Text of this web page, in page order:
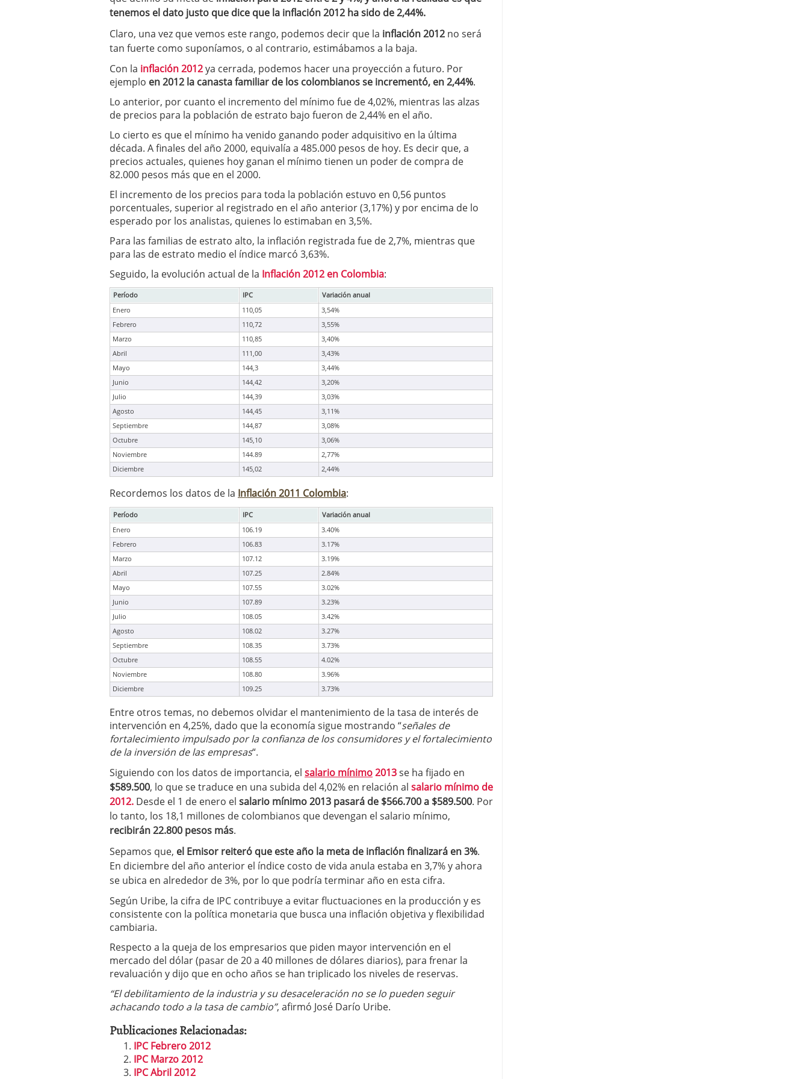
2025
tenemos el dato justo que dice que la inflación 2012 ha sido de 2,44%.
Claro, una vez que vemos este rango, podemos decir que la inflación 2012 no será
tan fuerte como suponíamos, o al contrario, estimábamos a la baja.
Con la inflación 2012ya cerrada, podemos hacer una proyección a futuro. Por
ejemplo en 2012 la canasta familiar de los colombianos se incrementó, en 2,44%.
Lo anterior, por cuanto el incremento del mínimo fue de 4,02%, mientras las alzas
de precios para la población de estrato bajo fueron de 2,44% en el año.
Lo cierto es que el mínimo ha venido ganando poder adquisitivo en la última
década. A finales del año 2000, equivalía a 485.000 pesos de hoy. Es decir que, a
precios actuales, quienes hoy ganan el mínimo tienen un poder de compra de
82.000 pesos más que en el 2000.
El incremento de los precios para toda la población estuvo en 0,56 puntos
porcentuales, superior al registrado en el año anterior (3,17%) y por encima de lo
esperado por los analistas, quienes lo estimaban en 3,5%.
Para las familias de estrato alto, la inflación registrada fue de 2,7%, mientras que
para las de estrato medio el índice marcó 3,63%.
Seguido, la evolución actual de la Inflación 2012 en Colombia:
Período IPC
Variación anual
Enero
110,05
3,54%
Febrero
110,72
3,55%
Marzo
110,85
3,40%
Abril
111,00
3,43%
Mayo
144,3
3,44%
Junio
144,42
3,20%
Julio
144,39
3,03%
Agosto
144,45
3,11%
Septiembre
144,87
3,08%
Octubre
145,10
3,06%
Noviembre
144.89
2,77%
Diciembre
145,02 2,44%
Recordemos los datos de la Inflación 2011 Colombia:
Período IPC
Variación anual
Enero
106.19
3.40%
Febrero
106.83
3.17%
Marzo
107.12
3.19%
Abril
107.25
2.84%
Mayo
107.55
3.02%
Junio
107.89
3.23%
Julio
108.05
3.42%
Agosto
108.02
3.27%
Septiembre
108.35
3.73%
Octubre
108.55
4.02%
Noviembre
108.80
3.96%
Diciembre
109.25 3.73%
Entre otros temas, no debemos olvidar el mantenimiento de la tasa de interés de
intervención en 4,25%, dado que la economía sigue mostrando “señales de
fortalecimiento impulsado por la confianza de los consumidores y el fortalecimiento
de la inversión de las empresas“.
Siguiendo con los datos de importancia, el salario mínimo2013se ha fijado en
$589.500, lo que se traduce en una subida del 4,02% en relación al salario mínimo de
2012. Desde el 1 de enero el salario mínimo 2013 pasará de $566.700 a $589.500. Por
lo tanto, los 18,1 millones de colombianos que devengan el salario mínimo,
recibirán 22.800 pesos más.
Sepamos que, el Emisor reiteró que este año la meta de inflación finalizará en 3%.
En diciembre del año anterior el índice costo de vida anula estaba en 3,7% y ahora
se ubica en alrededor de 3%, por lo que podría terminar año en esta cifra.
Según Uribe, la cifra de IPC contribuye a evitar fluctuaciones en la producción y es
consistente con la política monetaria que busca una inflación objetiva y flexibilidad
cambiaria.
Respecto a la queja de los empresarios que piden mayor intervención en el
mercado del dólar (pasar de 20 a 40 millones de dólares diarios), para frenar la
revaluación y dijo que en ocho años se han triplicado los niveles de reservas.
“El debilitamiento de la industria y su desaceleración no se lo pueden seguir
achacando todo a la tasa de cambio”, afirmó José Darío Uribe.
Publicaciones Relacionadas:
IPC Febrero 2012
IPC Marzo 2012
IPC Abril 2012